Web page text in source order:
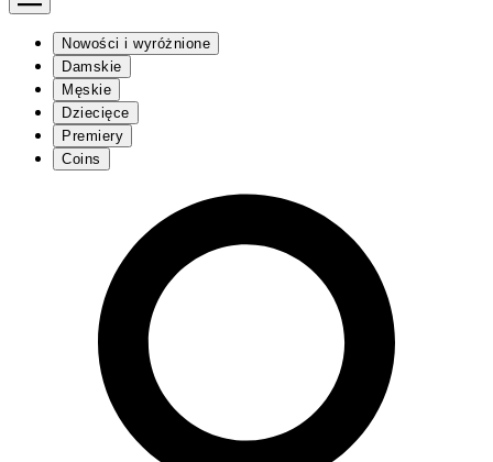
Nowości i wyróżnione
Damskie
Męskie
Dziecięce
Premiery
Coins